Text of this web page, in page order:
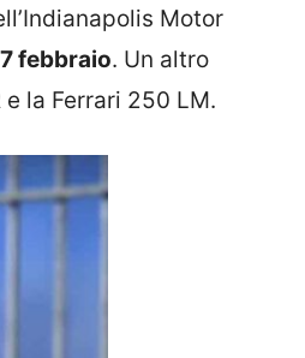
Motor
febbraio. Un altro
la Ferrari 250 LM.